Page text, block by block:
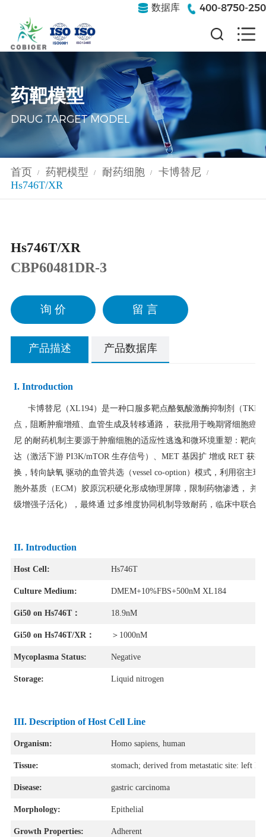
数据库 400-8750-250
药靶模型
DRUG TARGET MODEL
首页 / 药靶模型 / 耐药细胞 / 卡博替尼 /
Hs746T/XR
Hs746T/XR
CBP60481DR-3
询 价 留 言
产品描述 产品数据库
I. Introduction
卡博替尼（XL194）是一种口服多靶点酪氨酸激酶抑制剂（TKI
点，阻断肿瘤增殖、血管生成及转移通路， 获批用于晚期肾细胞癌
尼 的耐药机制主要源于肿瘤细胞的适应性逃逸和微环境重塑：靶向
达（激活下游 PI3K/mTOR 生存信号）、MET 基因扩 增或 RET 获
换，转向缺氧 驱动的血管共选（vessel co-option）模式，利用宿主
胞外基质（ECM）胶原沉积硬化形成物理屏障，限制药物渗透， 并
级增强子活化），最终通 过多维度协同机制导致耐药，临床中联合
II. Introduction
Host Cell: Hs746T
Culture Medium: DMEM+10%FBS+500nM XL184
Gi50 on Hs746T： 18.9nM
Gi50 on Hs746T/XR： ＞1000nM
Mycoplasma Status: Negative
Storage: Liquid nitrogen
III. Description of Host Cell Line
Organism: Homo sapiens, human
Tissue: stomach; derived from metastatic site: left leg
Disease: gastric carcinoma
Morphology: Epithelial
Growth Properties: Adherent